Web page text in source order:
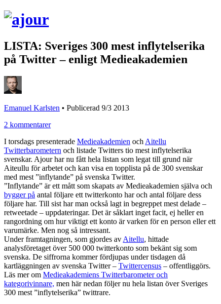
LISTA: Sveriges 300 mest inflytelserika
på Twitter – enligt Medieakademien
Emanuel Karlsten • Publicerad 9/3 2013
2 kommentarer
I torsdags presenterade Medieakademien och Aitellu
Twitterbarometern och listade Twitters tio mest inflytelserika
svenskar. Ajour har nu fått hela listan som legat till grund när
Aiteullu för arbetet och kan visa en topplista på de 300 svenskar
med mest ”inflytande” på svenska Twitter.
”Inflytande” är ett mått som skapats av Medieakademien själva och
bygger på antal följare ett twitterkonto har och antal följare dess
följare har. Till sist har man också lagt in begreppet mest delade –
retweetade – uppdateringar. Det är såklart inget facit, ej heller en
rangordning om hur viktigt ett konto är varken för en person eller ett
varumärke. Men nog så intressant.
Under framtagningen, som gjordes av Aitellu, hittade
analysföretaget över 500 000 twitterkonto som bekänt sig som
svenska. De siffrorna kommer fördjupas under tisdagen då
kartläggningen av svenska Twitter – Twittercensus – offentliggörs.
Läs mer om Medieakademiens Twitterbarometer och
kategorivinnare, men här nedan följer nu hela listan över Sveriges
300 mest ”inflytelserika” twittrare.